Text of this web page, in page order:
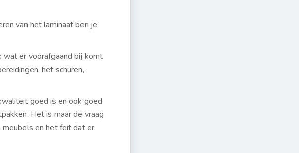
van het laminaat ben je
er voorafgaand bij komt
het schuren,
goed is en ook goed
Het is maar de vraag
meubels en het feit dat er